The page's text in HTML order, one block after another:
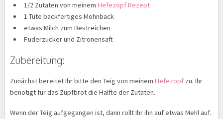
1/2 Zutaten von meinem Hefezopf Rezept
1 Tüte backfertiges Mohnback
etwas Milch zum Bestreichen
Puderzucker und Zitronensaft
Zubereitung:
Zunächst bereitet Ihr bitte den Teig von meinem Hefezopf zu. Ihr
benötigt für das Zupfbrot die Hälfte der Zutaten.
Wenn der Teig aufgegangen ist, dann rollt Ihr ihn auf etwas Mehl auf.